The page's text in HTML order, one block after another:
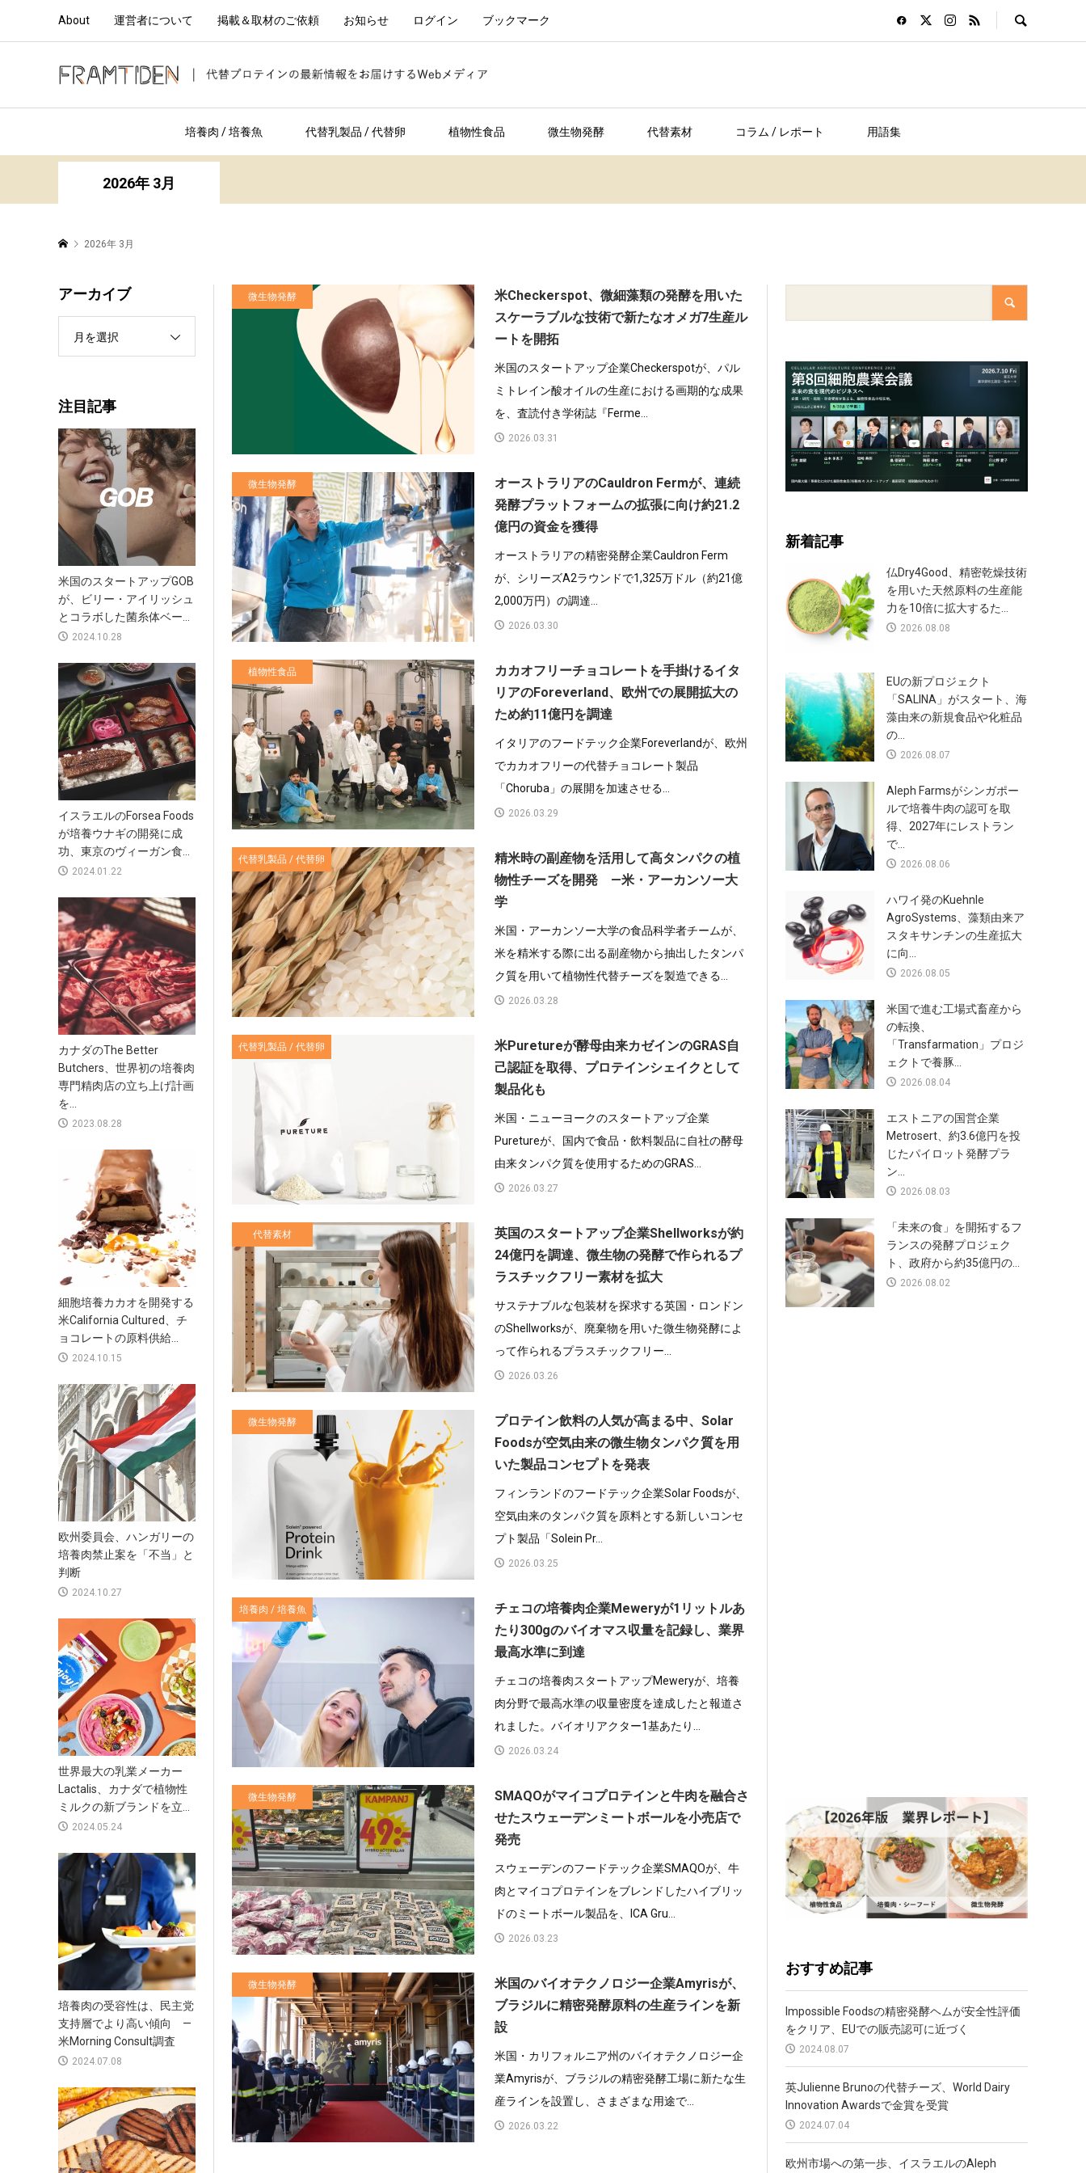
About 運営者について 掲載＆取材のご依頼 お知らせ ログイン ブックマーク
培養肉 / 培養魚 代替乳製品 / 代替卵 植物性食品 微生物発酵 代替素材 コラム / レポート 用語集
2026年 3月
2026年 3月
微生物発酵
米Checkerspot、微細藻類の発酵を用いた
スケーラブルな技術で新たなオメガ7生産ル
ートを開拓
米国のスタートアップ企業Checkerspotが、パル
ミトレイン酸オイルの生産における画期的な成果
を、査読付き学術誌『Ferme...
2026.03.31
微生物発酵
オーストラリアのCauldron Fermが、連続
発酵プラットフォームの拡張に向け約21.2
億円の資金を獲得
オーストラリアの精密発酵企業Cauldron Ferm
が、シリーズA2ラウンドで1,325万ドル（約21億
2,000万円）の調達...
2026.03.30
植物性食品
カカオフリーチョコレートを手掛けるイタ
リアのForeverland、欧州での展開拡大の
ため約11億円を調達
イタリアのフードテック企業Foreverlandが、欧州
でカカオフリーの代替チョコレート製品
「Choruba」の展開を加速させる...
2026.03.29
代替乳製品 / 代替卵
精米時の副産物を活用して高タンパクの植
物性チーズを開発 —米・アーカンソー大
学
米国・アーカンソー大学の食品科学者チームが、
米を精米する際に出る副産物から抽出したタンパ
ク質を用いて植物性代替チーズを製造できる...
2026.03.28
代替乳製品 / 代替卵
米Puretureが酵母由来カゼインのGRAS自
己認証を取得、プロテインシェイクとして
製品化も
米国・ニューヨークのスタートアップ企業
Puretureが、国内で食品・飲料製品に自社の酵母
由来タンパク質を使用するためのGRAS...
2026.03.27
代替素材
英国のスタートアップ企業Shellworksが約
24億円を調達、微生物の発酵で作られるプ
ラスチックフリー素材を拡大
サステナブルな包装材を探求する英国・ロンドン
のShellworksが、廃棄物を用いた微生物発酵によ
って作られるプラスチックフリー...
2026.03.26
微生物発酵
プロテイン飲料の人気が高まる中、Solar
Foodsが空気由来の微生物タンパク質を用
いた製品コンセプトを発表
フィンランドのフードテック企業Solar Foodsが、
空気由来のタンパク質を原料とする新しいコンセ
プト製品「Solein Pr...
2026.03.25
培養肉 / 培養魚
チェコの培養肉企業Meweryが1リットルあ
たり300gのバイオマス収量を記録し、業界
最高水準に到達
チェコの培養肉スタートアップMeweryが、培養
肉分野で最高水準の収量密度を達成したと報道さ
れました。バイオリアクター1基あたり...
2026.03.24
微生物発酵
SMAQOがマイコプロテインと牛肉を融合さ
せたスウェーデンミートボールを小売店で
発売
スウェーデンのフードテック企業SMAQOが、牛
肉とマイコプロテインをブレンドしたハイブリッ
ドのミートボール製品を、ICA Gru...
2026.03.23
微生物発酵
米国のバイオテクノロジー企業Amyrisが、
ブラジルに精密発酵原料の生産ラインを新
設
米国・カリフォルニア州のバイオテクノロジー企
業Amyrisが、ブラジルの精密発酵工場に新たな生
産ラインを設置し、さまざまな用途で...
2026.03.22
アーカイブ
月を選択
注目記事
米国のスタートアップGOB
が、ビリー・アイリッシュ
とコラボした菌糸体ベー...
2024.10.28
イスラエルのForsea Foods
が培養ウナギの開発に成
功、東京のヴィーガン食...
2024.01.22
カナダのThe Better
Butchers、世界初の培養肉
専門精肉店の立ち上げ計画
を...
2023.08.28
細胞培養カカオを開発する
米California Cultured、チ
ョコレートの原料供給...
2024.10.15
欧州委員会、ハンガリーの
培養肉禁止案を「不当」と
判断
2024.10.27
世界最大の乳業メーカー
Lactalis、カナダで植物性
ミルクの新ブランドを立...
2024.05.24
培養肉の受容性は、民主党
支持層でより高い傾向 —
米Morning Consult調査
2024.07.08
新着記事
仏Dry4Good、精密乾燥技術
を用いた天然原料の生産能
力を10倍に拡大するた...
2026.08.08
EUの新プロジェクト
「SALINA」がスタート、海
藻由来の新規食品や化粧品
の...
2026.08.07
Aleph Farmsがシンガポー
ルで培養牛肉の認可を取
得、2027年にレストラン
で...
2026.08.06
ハワイ発のKuehnle
AgroSystems、藻類由来ア
スタキサンチンの生産拡大
に向...
2026.08.05
米国で進む工場式畜産から
の転換、
「Transfarmation」プロジ
ェクトで養豚...
2026.08.04
エストニアの国営企業
Metrosert、約3.6億円を投
じたパイロット発酵プラ
ン...
2026.08.03
「未来の食」を開拓するフ
ランスの発酵プロジェク
ト、政府から約35億円の...
2026.08.02
おすすめ記事
Impossible Foodsの精密発酵ヘムが安全性評価
をクリア、EUでの販売認可に近づく
2024.08.07
英Julienne Brunoの代替チーズ、World Dairy
Innovation Awardsで金賞を受賞
2024.07.04
欧州市場への第一歩、イスラエルのAleph